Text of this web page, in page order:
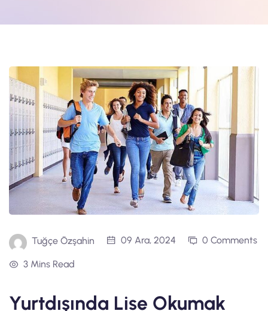
Tuğçe Özşahin 09 Ara, 2024 0 Comments
3 Mins Read
Yurtdışında Lise Okumak